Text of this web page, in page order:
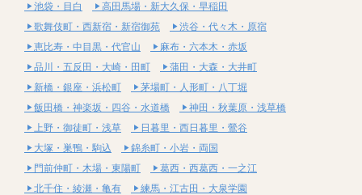
池袋・目白
高田馬場・新大久保・早稲田
歌舞伎町・西新宿・新宿御苑
渋谷・代々木・原宿
恵比寿・中目黒・代官山
麻布・六本木・赤坂
品川・五反田・大崎・田町
蒲田・大森・大井町
新橋・銀座・浜松町
茅場町・人形町・八丁堀
飯田橋・神楽坂・四谷・水道橋
神田・秋葉原・浅草橋
上野・御徒町・浅草
日暮里・西日暮里・鶯谷
大塚・巣鴨・駒込
錦糸町・小岩・両国
門前仲町・木場・東陽町
葛西・西葛西・一之江
北千住・綾瀬・亀有
練馬・江古田・大泉学園